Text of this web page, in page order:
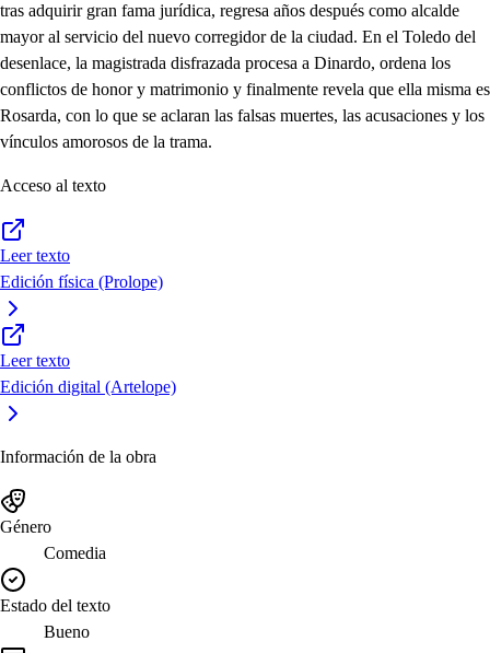
tras adquirir gran fama jurídica, regresa años después como alcalde
mayor al servicio del nuevo corregidor de la ciudad. En el Toledo del
desenlace, la magistrada disfrazada procesa a Dinardo, ordena los
conflictos de honor y matrimonio y finalmente revela que ella misma es
Rosarda, con lo que se aclaran las falsas muertes, las acusaciones y los
vínculos amorosos de la trama.
Acceso al texto
Leer texto
Edición física (Prolope)
Leer texto
Edición digital (Artelope)
Información de la obra
Género
Comedia
Estado del texto
Bueno